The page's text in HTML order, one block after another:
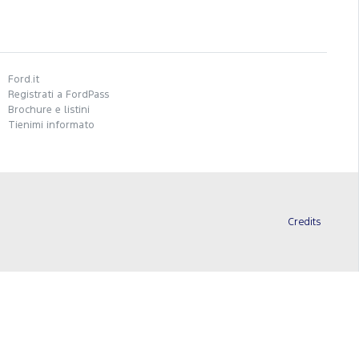
Ford.it
Registrati a FordPass
Brochure e listini
Tienimi informato
Credits